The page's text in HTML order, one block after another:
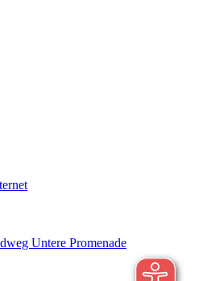
Untere Promenade